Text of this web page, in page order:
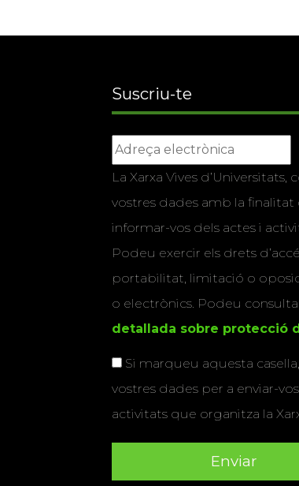
Suscriu-te
La Xarxa Vives
vostres dades amb la
informar-vos dels actes i
Podeu exercir els drets
portabilitat, limitació o
o electrònics. Podeu
detallada sobre protecció
Si marqueu aquesta
vostres dades per a enviar-
activitats que organitza la